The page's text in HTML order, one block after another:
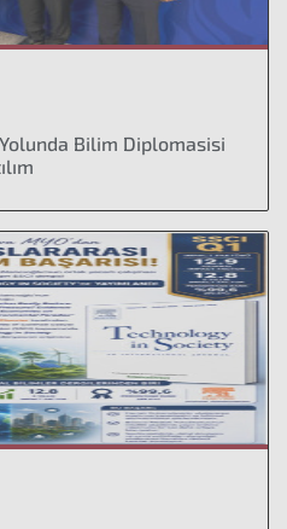
Bilim Diplomasisi